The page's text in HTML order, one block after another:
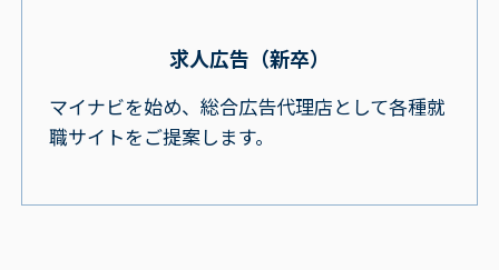
求人広告（新卒）
マイナビを始め、総合広告代理店として各種就
職サイトをご提案します。